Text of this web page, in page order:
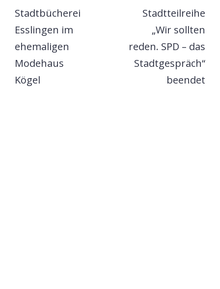
Stadtbücherei
Esslingen im
ehemaligen
Modehaus
Kögel
Stadtteilreihe
„Wir sollten
reden. SPD – das
Stadtgespräch“
beendet